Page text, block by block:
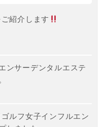
紹介します
ンサーデンタルエステ
ルフ女子インフルエン